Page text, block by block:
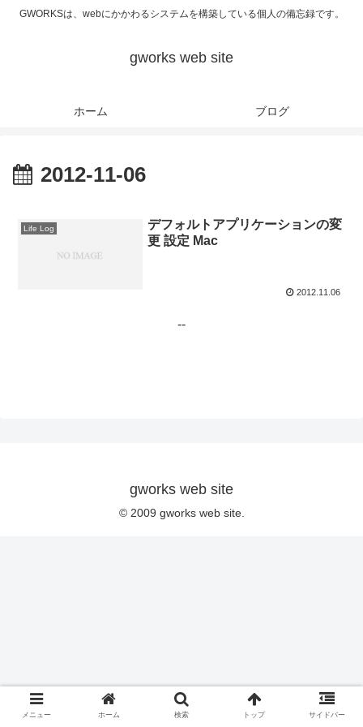
GWORKSは、webにかかわるシステムを構築している個人の備忘録です。
gworks web site
ホーム ブログ
2012-11-06
Life Log
デフォルトアプリケーションの変
更 設定 Mac
2012.11.06
--
gworks web site
© 2009 gworks web site.
メニュー ホーム 検索 トップ サイドバー